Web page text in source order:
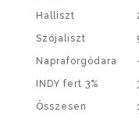
Halliszt
Szójaliszt
Napraforgódara
INDY fert 3%
Összesen